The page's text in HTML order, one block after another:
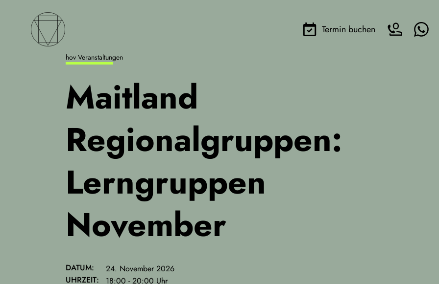
Termin buchen
hov Veranstaltungen
Maitland
Regional­gruppen:
Lern­gruppen
November
DATUM:
24. November 2026
UHRZEIT:
18:00 - 20:00 Uhr